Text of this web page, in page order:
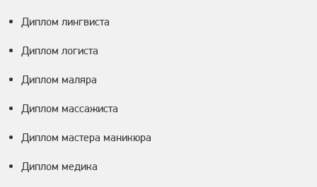
Диплом лингвиста
Диплом логиста
Диплом маляра
Диплом массажиста
Диплом мастера маникюра
Диплом медика